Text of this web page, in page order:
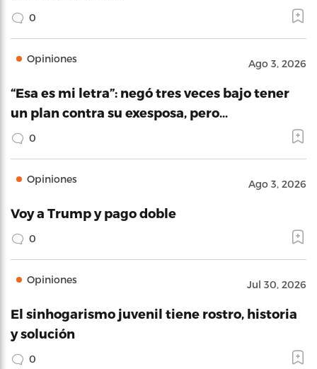
0
Opiniones Ago 3, 2026
“Esa es mi letra”: negó tres veces bajo tener
un plan contra su exesposa, pero…
0
Opiniones Ago 3, 2026
Voy a Trump y pago doble
0
Opiniones Jul 30, 2026
El sinhogarismo juvenil tiene rostro, historia
y solución
0